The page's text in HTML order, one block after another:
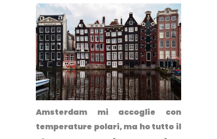
Amsterdam mi accoglie con
temperature polari, ma ho tutto il